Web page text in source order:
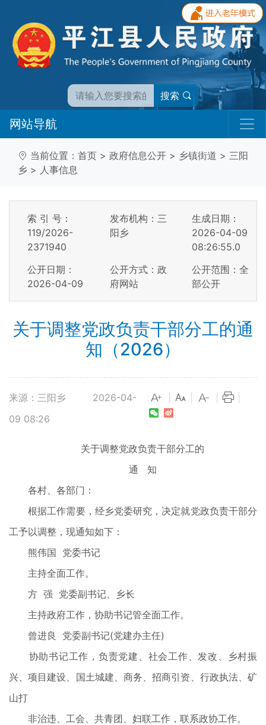
搜索
网站导航
当前位置： 首页 > 政府信息公开 > 乡镇街道 > 三阳
乡 > 人事信息
索 引 号：
119/2026-
2371940
发布机构：三
阳乡
生成日期：
2026-04-09
08:26:55.0
公开日期：
2026-04-09
公开方式：政
府网站
公开范围：全
部公开
关于调整党政负责干部分工的通
知（2026）
来源：三阳乡
2026-04-
09 08:26
关于调整党政负责干部分工的
通 知
各村、各部门：
根据工作需要，经乡党委研究，决定就党政负责干部分
工予以调整，现通知如下：
熊伟国 党委书记
主持全面工作。
方 强 党委副书记、乡长
主持政府工作，协助书记管全面工作。
曾进良 党委副书记(党建办主任)
协助书记工作，负责党建、社会工作、发改、乡村振
兴、项目建设、国土城建、商务、招商引资、行政执法、矿
山打
非治违、工会、共青团、妇联工作，联系政协工作。